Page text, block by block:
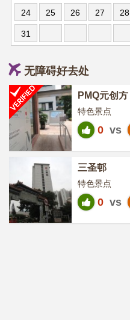
24 25 26 27 28
31
无障碍好去处
PMQ元创方
特色景点
0 vs
三圣邨
特色景点
0 vs